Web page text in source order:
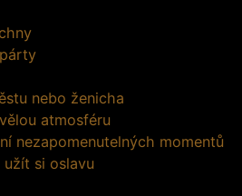
nebo ženicha
atmosféru
nezapomenutelných momentů
si oslavu